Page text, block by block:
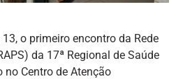
o primeiro encontro da Rede
da 17ª Regional de Saúde
no Centro de Atenção